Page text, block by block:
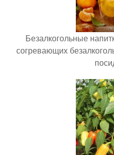
Безалкогольные
согревающих